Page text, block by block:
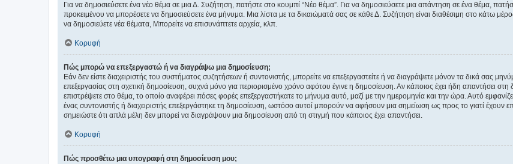
Για να δημοσιεύσετε ένα νέο θέμα σε μια Δ. Συζήτηση, πατήστε στο κουμπί “Νέο θέμα”. Για να δημοσιεύσετε μια απάντηση σε ένα θέμα,
προκειμένου να μπορέσετε να δημοσιεύσετε ένα μήνυμα. Μια λίστα με τα δικαιώματά σας σε κάθε Δ. Συζήτηση είναι διαθέσιμη στο κάτω
να δημοσιεύετε νέα θέματα, Μπορείτε να επισυνάπτετε αρχεία, κλπ.
Κορυφή
Πώς μπορώ να επεξεργαστώ ή να διαγράψω μια δημοσίευση;
Εάν δεν είστε διαχειριστής του συστήματος συζητήσεων ή συντονιστής, μπορείτε να επεξεργαστείτε ή να διαγράψετε μόνον τα δικά σας
επεξεργασίας στη σχετική δημοσίευση, συχνά μόνο για περιορισμένο χρόνο αφότου έγινε η δημοσίευση. Αν κάποιος έχει ήδη απαντήσει
επιστρέψετε στο θέμα, το οποίο αναφέρει πόσες φορές επεξεργαστήκατε το μήνυμα αυτό, μαζί με την ημερομηνία και την ώρα. Αυτό
ένας συντονιστής ή διαχειριστής επεξεργάστηκε τη δημοσίευση, ωστόσο αυτοί μπορούν να αφήσουν μια σημείωση ως προς το γιατί έχουν
σημειώστε ότι απλά μέλη δεν μπορεί να διαγράψουν μια δημοσίευση από τη στιγμή που κάποιος έχει απαντήσει.
Κορυφή
Πώς προσθέτω μια υπογραφή στη δημοσίευση μου;